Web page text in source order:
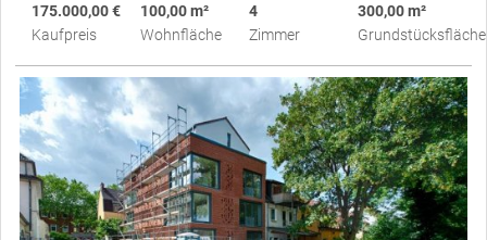
175.000,00 €
Kaufpreis
100,00 m²
Wohnfläche
4
Zimmer
300,00 m²
Grundstücksfläche